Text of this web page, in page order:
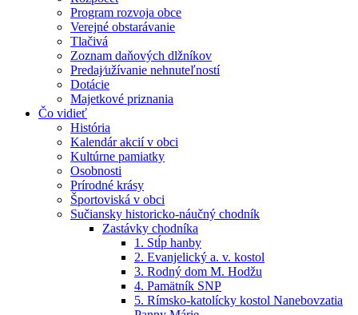
Program rozvoja obce
Verejné obstarávanie
Tlačivá
Zoznam daňových dlžníkov
Predaj⁄užívanie nehnuteľností
Dotácie
Majetkové priznania
Čo vidieť
História
Kalendár akcií v obci
Kultúrne pamiatky
Osobnosti
Prírodné krásy
Športoviská v obci
Sučiansky historicko-náučný chodník
Zastávky chodníka
1. Stĺp hanby
2. Evanjelický a. v. kostol
3. Rodný dom M. Hodžu
4. Pamätník SNP
5. Rímsko-katolícky kostol Nanebovzatia